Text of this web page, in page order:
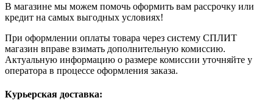
В магазине мы можем помочь оформить вам рассрочку или
кредит на самых выгодных условиях!
При оформлении оплаты товара через систему СПЛИТ
магазин вправе взимать дополнительную комиссию.
Актуальную информацию о размере комиссии уточняйте у
оператора в процессе оформления заказа.
Курьерская доставка: